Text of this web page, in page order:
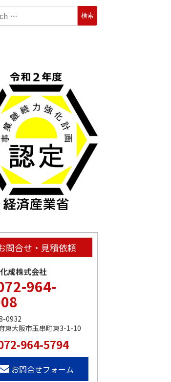
問合せ・見積依頼
成株式会社
964-
0932
東大阪市玉串町東3-1-10
964-5794
お問合せフォーム